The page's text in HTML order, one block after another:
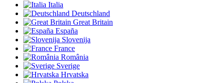
Italia
Deutschland
Great Britain
España
Slovenija
France
România
Sverige
Hrvatska